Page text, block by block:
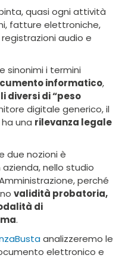
quasi ogni attività
fatture elettroniche,
audio e
sinonimi i termini
informatico,
diversi di “peso
digitale generico, il
una rilevanza legale
due nozioni è
nello studio
perché
validità probatoria,
di
.
analizzeremo le
elettronico e